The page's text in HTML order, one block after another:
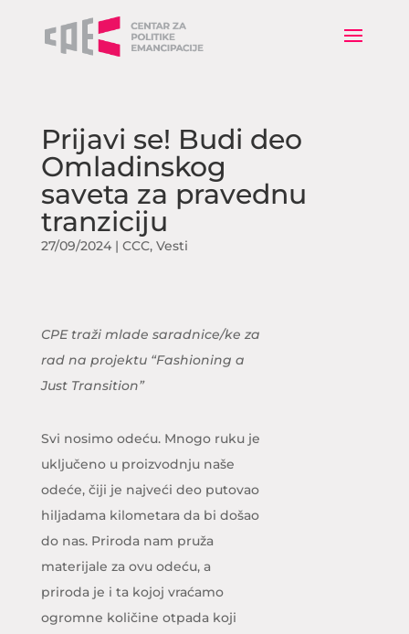
Prijavi se! Budi deo
Omladinskog
saveta za pravednu
tranziciju
27/09/2024| CCC, Vesti
CPE traži mlade saradnice/ke za
rad na projektu “Fashioning a
Just Transition”
Svi nosimo odeću. Mnogo ruku je
uključeno u proizvodnju naše
odeće, čiji je najveći deo putovao
hiljadama kilometara da bi došao
do nas. Priroda nam pruža
materijale za ovu odeću, a
priroda je i ta kojoj vraćamo
ogromne količine otpada koji